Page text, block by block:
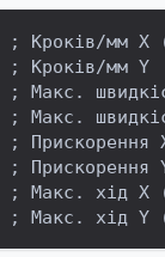
Кроків/мм X
Кроків/мм Y
; Макс.
; Макс.
Прискорення
Прискорення
; Макс. хід X
; Макс. хід Y